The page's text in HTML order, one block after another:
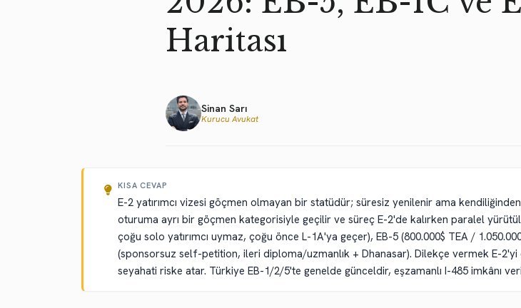
Haritası
Sinan Sarı
Kurucu Avukat
KISA CEVAP
E-2 yatırımcı vizesi göçmen olmayan bir statüdür; süresiz yenilenir ama
oturuma ayrı bir göçmen kategorisiyle geçilir ve süreç E-2'de kalırken paralel
çoğu solo yatırımcı uymaz, çoğu önce L-1A'ya geçer), EB-5 (800.000$ TEA /
(sponsorsuz self-petition, ileri diploma/uzmanlık + Dhanasar). Dilekçe vermek E-
seyahati riske atar. Türkiye EB-1/2/5'te genelde günceldir, eşzamanlı I-485 imkânı